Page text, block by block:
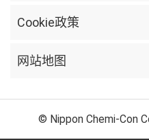
Cookie政策
网站地图
© Nippon Chemi-Con